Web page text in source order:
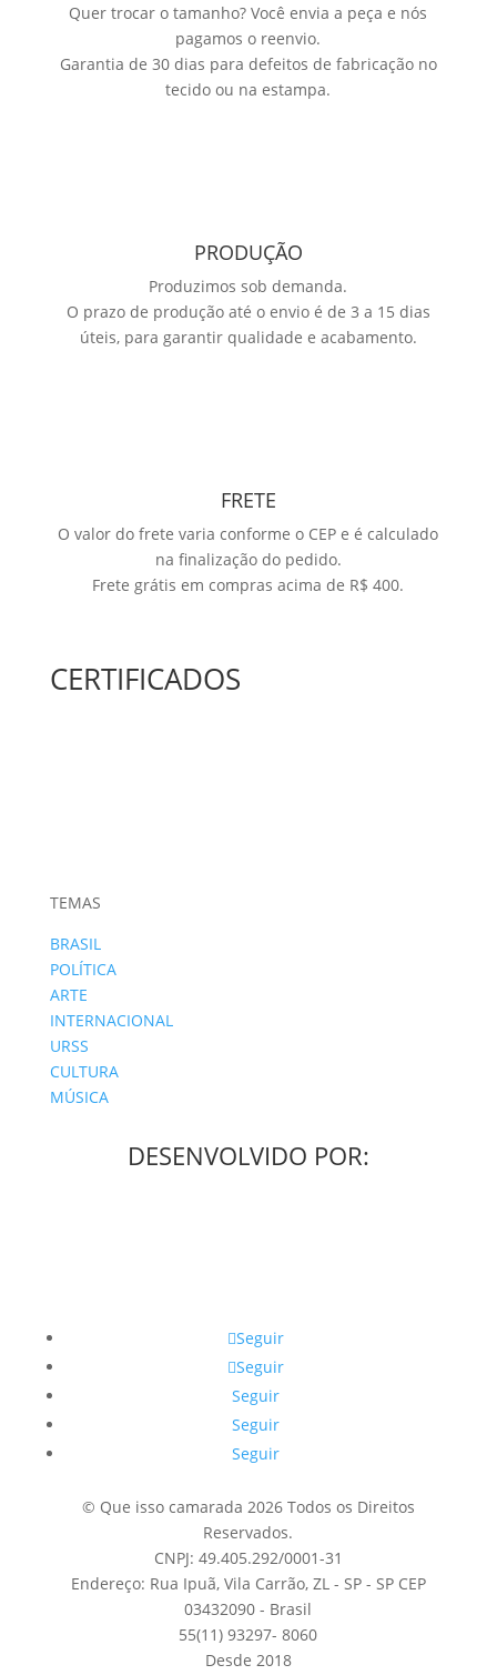
Quer trocar o tamanho? Você envia a peça e nós
pagamos o reenvio.
Garantia de 30 dias para defeitos de fabricação no
tecido ou na estampa.
PRODUÇÃO
Produzimos sob demanda.
O prazo de produção até o envio é de 3 a 15 dias
úteis, para garantir qualidade e acabamento.
FRETE
O valor do frete varia conforme o CEP e é calculado
na finalização do pedido.
Frete grátis em compras acima de R$ 400.
CERTIFICADOS
TEMAS
BRASIL
POLÍTICA
ARTE
INTERNACIONAL
URSS
CULTURA
MÚSICA
DESENVOLVIDO POR:
Seguir
Seguir
Seguir
Seguir
Seguir
© Que isso camarada 2026 Todos os Direitos
Reservados.
CNPJ: 49.405.292/0001-31
Endereço: Rua Ipuã, Vila Carrão, ZL - SP - SP CEP
03432090 - Brasil
55(11) 93297- 8060
Desde 2018